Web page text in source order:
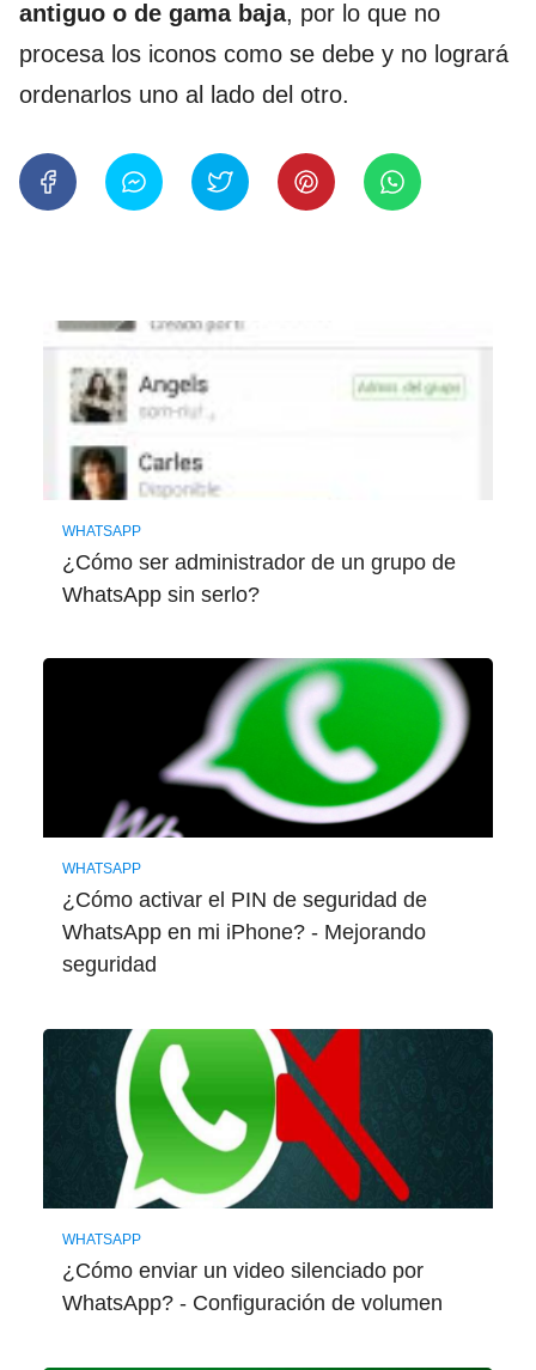
antiguo o de gama baja, por lo que no
procesa los iconos como se debe y no logrará
ordenarlos uno al lado del otro.
WHATSAPP
¿Cómo ser administrador de un grupo de
WhatsApp sin serlo?
WHATSAPP
¿Cómo activar el PIN de seguridad de
WhatsApp en mi iPhone? - Mejorando
seguridad
WHATSAPP
¿Cómo enviar un video silenciado por
WhatsApp? - Configuración de volumen